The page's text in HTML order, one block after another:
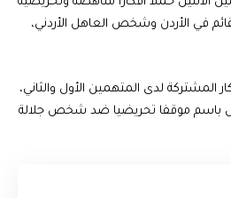
في الأردن وشخص العاهل الأردني،
المشتركة لدى المتهمين الأول والثاني،
باسم موقفا تحريضيا ضد شخص جلالة